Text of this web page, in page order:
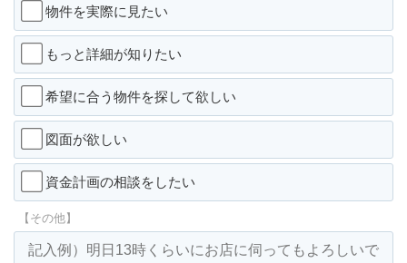
物件を実際に見たい
もっと詳細が知りたい
希望に合う物件を探して欲しい
図面が欲しい
資金計画の相談をしたい
【その他】